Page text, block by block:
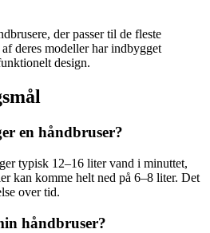
der passer til de fleste
deres modeller har indbygget
design.
en håndbruser?
typisk 12–16 liter vand i minuttet,
kan komme helt ned på 6–8 liter. Det
over tid.
håndbruser?